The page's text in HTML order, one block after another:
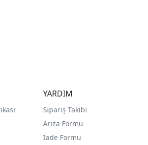
YARDIM
Sipariş Takibi
Arıza Formu
İade Formu